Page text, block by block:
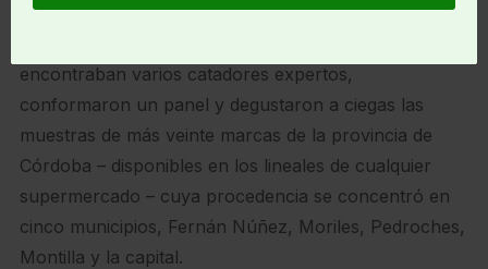
torno a la gastronomía cordobesa, sede de la
encontraban varios catadores expertos,
conformaron un panel y degustaron a ciegas las
muestras de más veinte marcas de la provincia de
Córdoba – disponibles en los lineales de cualquier
supermercado – cuya procedencia se concentró en
cinco municipios, Fernán Núñez, Moriles, Pedroches,
Montilla y la capital.